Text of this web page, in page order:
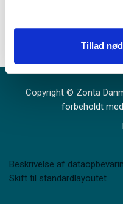
besøger platformen. Se
Statistiske data
Tillad
Copyright © Zonta
forbeholdt
Beskrivelse af
Skift til standardlayoutet